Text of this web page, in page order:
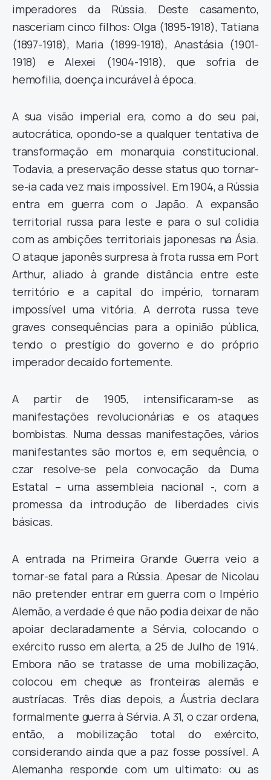
imperadores da Rússia. Deste casamento,
nasceriam cinco filhos: Olga (1895-1918), Tatiana
(1897-1918), Maria (1899-1918), Anastásia (1901-
1918) e Alexei (1904-1918), que sofria de
hemofilia, doença incurável à época.
A sua visão imperial era, como a do seu pai,
autocrática, opondo-se a qualquer tentativa de
transformação em monarquia constitucional.
Todavia, a preservação desse status quo tornar-
se-ia cada vez mais impossível. Em 1904, a Rússia
entra em guerra com o Japão. A expansão
territorial russa para leste e para o sul colidia
com as ambições territoriais japonesas na Ásia.
O ataque japonês surpresa à frota russa em Port
Arthur, aliado à grande distância entre este
território e a capital do império, tornaram
impossível uma vitória. A derrota russa teve
graves consequências para a opinião pública,
tendo o prestígio do governo e do próprio
imperador decaído fortemente.
A partir de 1905, intensificaram-se as
manifestações revolucionárias e os ataques
bombistas. Numa dessas manifestações, vários
manifestantes são mortos e, em sequência, o
czar resolve-se pela convocação da Duma
Estatal – uma assembleia nacional -, com a
promessa da introdução de liberdades civis
básicas.
A entrada na Primeira Grande Guerra veio a
tornar-se fatal para a Rússia. Apesar de Nicolau
não pretender entrar em guerra com o Império
Alemão, a verdade é que não podia deixar de não
apoiar declaradamente a Sérvia, colocando o
exército russo em alerta, a 25 de Julho de 1914.
Embora não se tratasse de uma mobilização,
colocou em cheque as fronteiras alemãs e
austríacas. Três dias depois, a Áustria declara
formalmente guerra à Sérvia. A 31, o czar ordena,
então, a mobilização total do exército,
considerando ainda que a paz fosse possível. A
Alemanha responde com um ultimato: ou as